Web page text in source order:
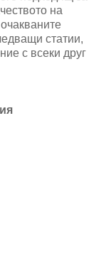
на
статии,
с всеки друг